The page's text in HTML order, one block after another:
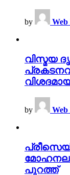
by Web
വിസ്മയ
by Web
പുറത്ത്